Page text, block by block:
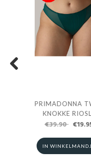
PRIMADONNA
KNOKKE RIOSLIP
JASPER GREEN
€39.90 €19.95
IN WINKELMANDJE